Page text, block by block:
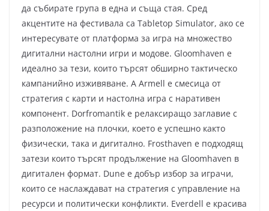
да събирате група в една и съща стая. Сред
акцентите на фестивала са Tabletop Simulator, ако се
интересувате от платформа за игра на множество
дигитални настолни игри и модове. Gloomhaven е
идеално за тези, които търсят обширно тактическо
кампанийно изживяване. А Armell е смесица от
стратегия с карти и настолна игра с наративен
компонент. Dorfromantik е релаксиращо заглавие с
разположение на плочки, което е успешно както
физически, така и дигитално. Frosthaven е подходящ
затези които търсят продължение на Gloomhaven в
дигитален формат. Dune е добър избор за играчи,
които се наслаждават на стратегия с управление на
ресурси и политически конфликти. Everdell е красива